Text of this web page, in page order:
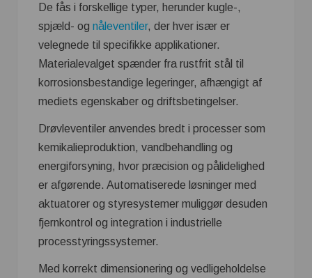
De fås i forskellige typer, herunder kugle-,
spjæld- og nåleventiler, der hver især er
velegnede til specifikke applikationer.
Materialevalget spænder fra rustfrit stål til
korrosionsbestandige legeringer, afhængigt af
mediets egenskaber og driftsbetingelser.
Drøvleventiler anvendes bredt i processer som
kemikalieproduktion, vandbehandling og
energiforsyning, hvor præcision og pålidelighed
er afgørende. Automatiserede løsninger med
aktuatorer og styresystemer muliggør desuden
fjernkontrol og integration i industrielle
processtyringssystemer.
Med korrekt dimensionering og vedligeholdelse